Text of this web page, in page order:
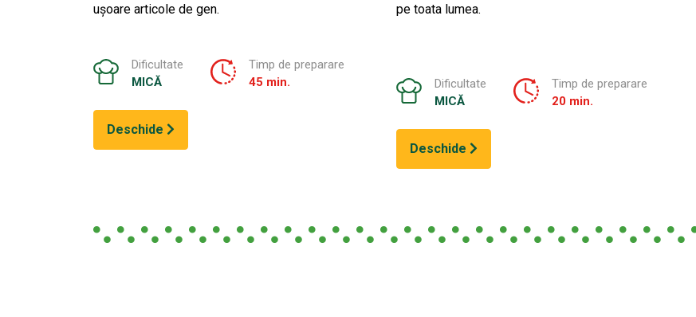
ușoare articole de gen.
Dificultate
MICĂ
Timp de preparare
45 min.
Deschide
pe toata lumea.
Dificultate
MICĂ
Timp de preparare
20 min.
Deschide